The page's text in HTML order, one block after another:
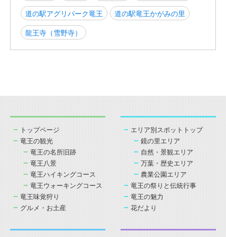
道の駅アグリパーク竜王
道の駅竜王かがみの里
龍王寺（雪野寺）
トップページ
竜王の観光
竜王の名所旧跡
竜王八景
竜王ハイキングコース
竜王ウォーキングコース
竜王味覚狩り
グルメ・お土産
エリア別スポットトップ
鏡の里エリア
自然・景観エリア
万葉・歴史エリア
農業公園エリア
竜王の祭りと伝統行事
竜王の魅力
花だより